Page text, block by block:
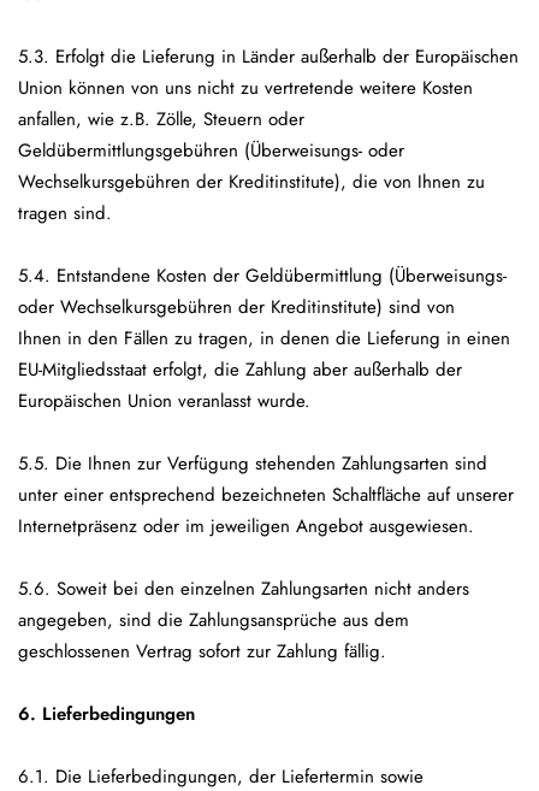
5.3. Erfolgt die Lieferung in Länder außerhalb der Europäischen
Union können von uns nicht zu vertretende weitere Kosten
anfallen, wie z.B. Zölle, Steuern oder
Geldübermittlungsgebühren (Überweisungs- oder
Wechselkursgebühren der Kreditinstitute), die von Ihnen zu
tragen sind.
5.4. Entstandene Kosten der Geldübermittlung (Überweisungs-
oder Wechselkursgebühren der Kreditinstitute) sind von
Ihnen in den Fällen zu tragen, in denen die Lieferung in einen
EU-Mitgliedsstaat erfolgt, die Zahlung aber außerhalb der
Europäischen Union veranlasst wurde.
5.5. Die Ihnen zur Verfügung stehenden Zahlungsarten sind
unter einer entsprechend bezeichneten Schaltfläche auf unserer
Internetpräsenz oder im jeweiligen Angebot ausgewiesen.
5.6. Soweit bei den einzelnen Zahlungsarten nicht anders
angegeben, sind die Zahlungsansprüche aus dem
geschlossenen Vertrag sofort zur Zahlung fällig.
6. Lieferbedingungen
6.1. Die Lieferbedingungen, der Liefertermin sowie